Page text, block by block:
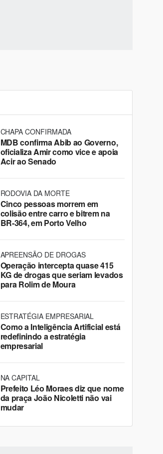
CHAPA CONFIRMADA
MDB confirma Abib ao Governo,
oficializa Amir como vice e apoia
Acir ao Senado
RODOVIA DA MORTE
Cinco pessoas morrem em
colisão entre carro e bitrem na
BR-364, em Porto Velho
APREENSÃO DE DROGAS
Operação intercepta quase 415
KG de drogas que seriam levados
para Rolim de Moura
ESTRATÉGIA EMPRESARIAL
Como a Inteligência Artificial está
redefinindo a estratégia
empresarial
NA CAPITAL
Prefeito Léo Moraes diz que nome
da praça João Nicoletti não vai
mudar